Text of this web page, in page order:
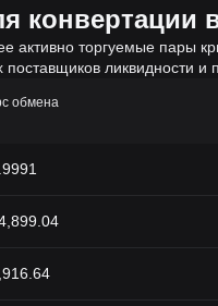
конвертации
активно торгуемые пары
ликвидности
обмена